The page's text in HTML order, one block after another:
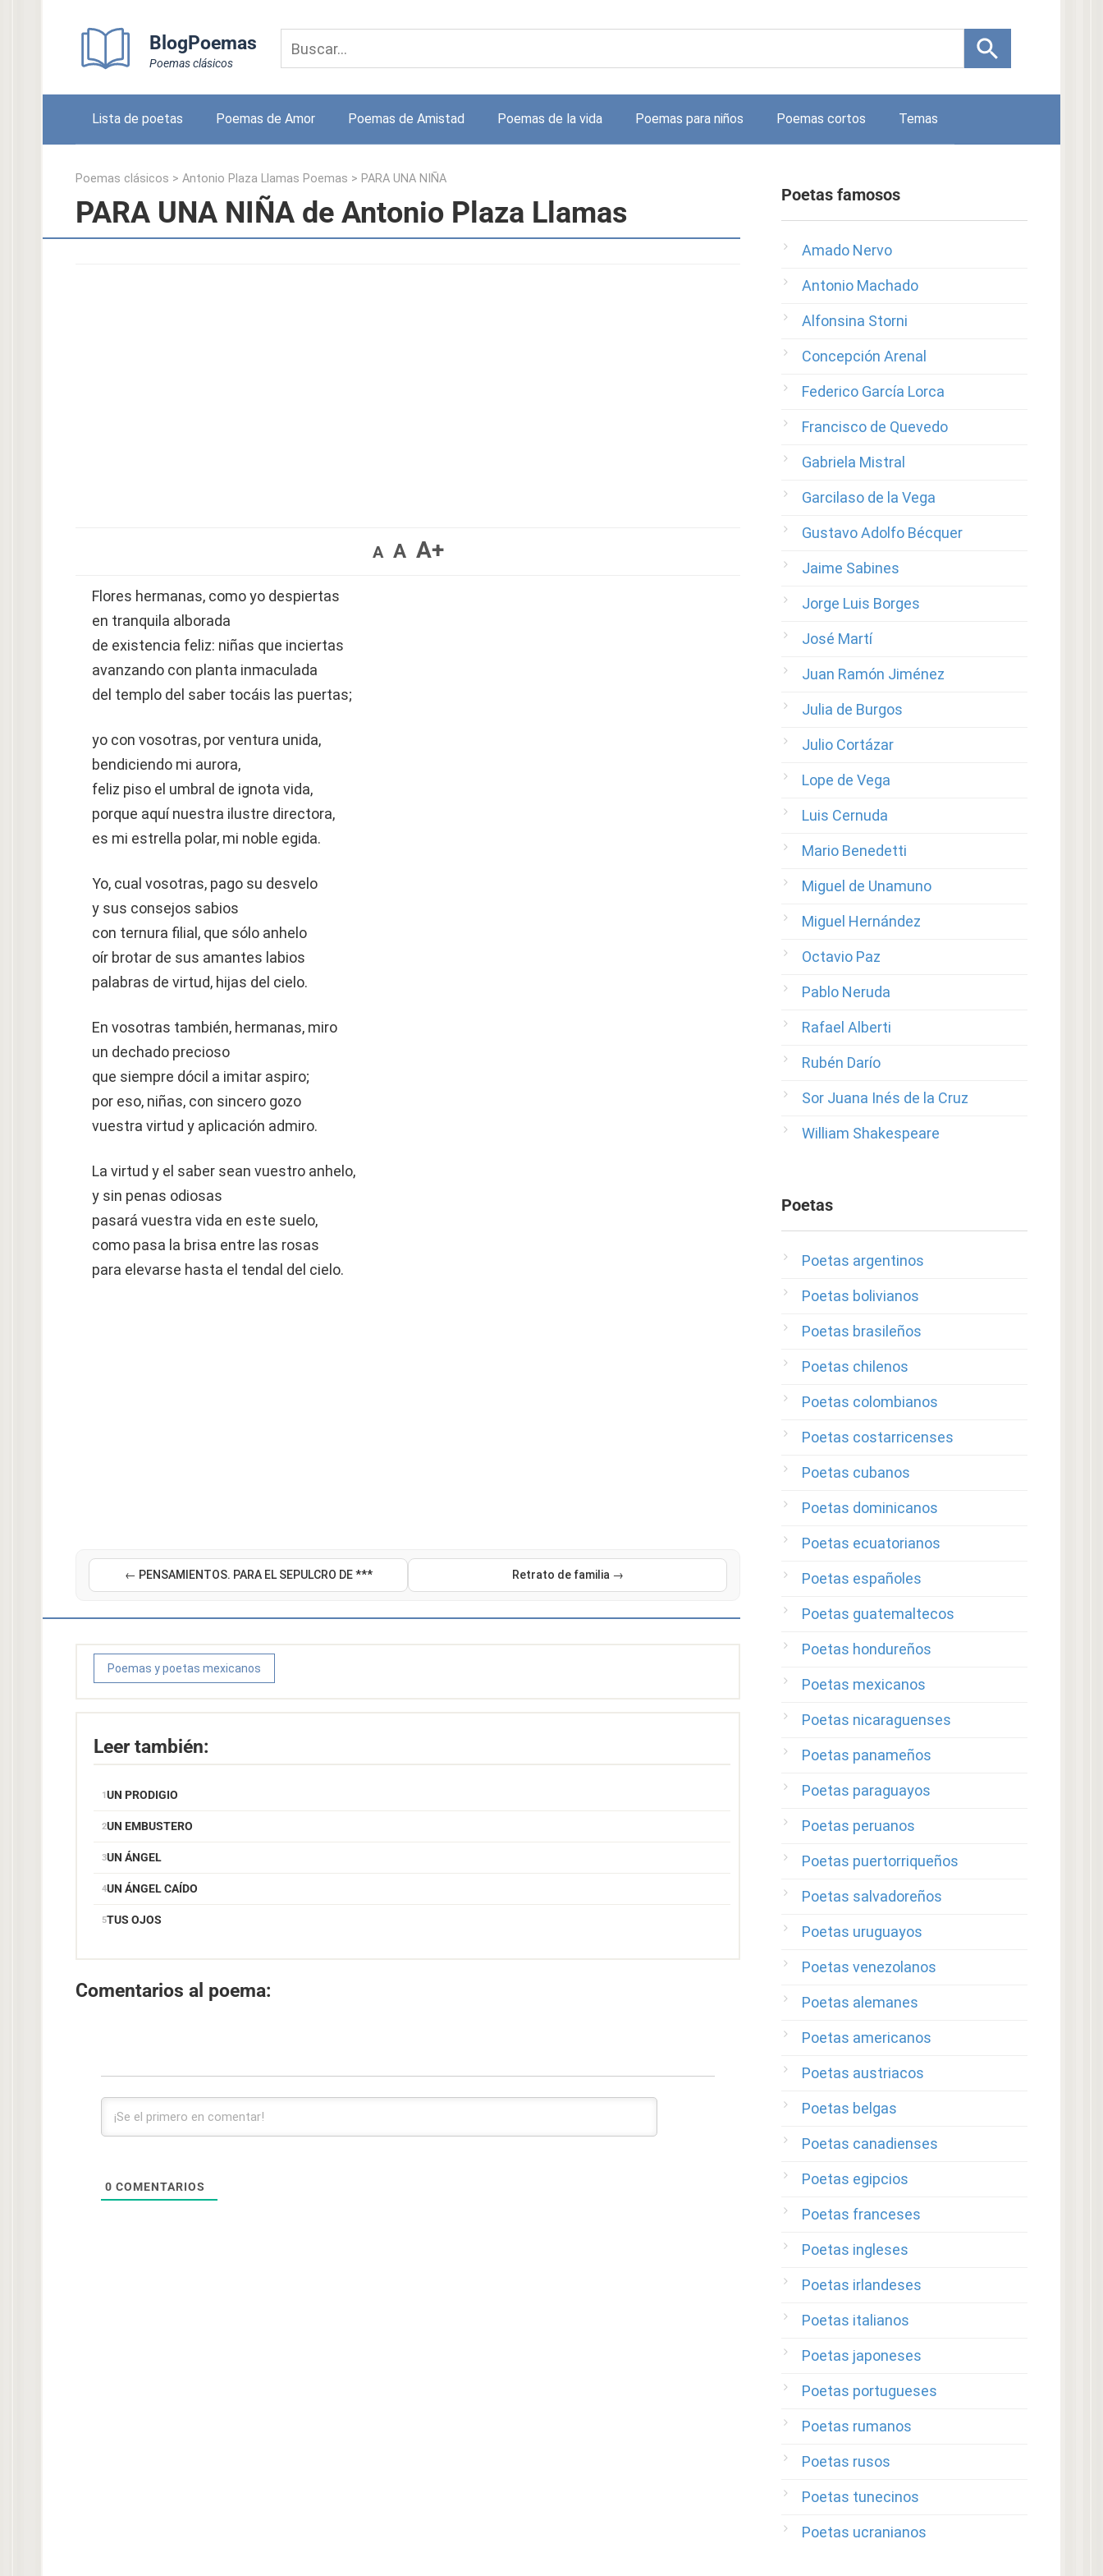
BlogPoemas
Poemas clásicos
Lista de poetas Poemas de Amor Poemas de Amistad Poemas de la vida Poemas para niños Poemas cortos Temas
Poemas clásicos > Antonio Plaza Llamas Poemas > PARA UNA NIÑA
PARA UNA NIÑA de Antonio Plaza Llamas
A A A+
Flores hermanas, como yo despiertas
en tranquila alborada
de existencia feliz: niñas que inciertas
avanzando con planta inmaculada
del templo del saber tocáis las puertas;
yo con vosotras, por ventura unida,
bendiciendo mi aurora,
feliz piso el umbral de ignota vida,
porque aquí nuestra ilustre directora,
es mi estrella polar, mi noble egida.
Yo, cual vosotras, pago su desvelo
y sus consejos sabios
con ternura filial, que sólo anhelo
oír brotar de sus amantes labios
palabras de virtud, hijas del cielo.
En vosotras también, hermanas, miro
un dechado precioso
que siempre dócil a imitar aspiro;
por eso, niñas, con sincero gozo
vuestra virtud y aplicación admiro.
La virtud y el saber sean vuestro anhelo,
y sin penas odiosas
pasará vuestra vida en este suelo,
como pasa la brisa entre las rosas
para elevarse hasta el tendal del cielo.
← PENSAMIENTOS. PARA EL SEPULCRO DE *** Retrato de familia →
Poemas y poetas mexicanos
Leer también:
UN PRODIGIO
UN EMBUSTERO
UN ÁNGEL
UN ÁNGEL CAÍDO
TUS OJOS
Comentarios al poema:
0 COMENTARIOS
Poetas famosos
Amado Nervo
Antonio Machado
Alfonsina Storni
Concepción Arenal
Federico García Lorca
Francisco de Quevedo
Gabriela Mistral
Garcilaso de la Vega
Gustavo Adolfo Bécquer
Jaime Sabines
Jorge Luis Borges
José Martí
Juan Ramón Jiménez
Julia de Burgos
Julio Cortázar
Lope de Vega
Luis Cernuda
Mario Benedetti
Miguel de Unamuno
Miguel Hernández
Octavio Paz
Pablo Neruda
Rafael Alberti
Rubén Darío
Sor Juana Inés de la Cruz
William Shakespeare
Poetas
Poetas argentinos
Poetas bolivianos
Poetas brasileños
Poetas chilenos
Poetas colombianos
Poetas costarricenses
Poetas cubanos
Poetas dominicanos
Poetas ecuatorianos
Poetas españoles
Poetas guatemaltecos
Poetas hondureños
Poetas mexicanos
Poetas nicaraguenses
Poetas panameños
Poetas paraguayos
Poetas peruanos
Poetas puertorriqueños
Poetas salvadoreños
Poetas uruguayos
Poetas venezolanos
Poetas alemanes
Poetas americanos
Poetas austriacos
Poetas belgas
Poetas canadienses
Poetas egipcios
Poetas franceses
Poetas ingleses
Poetas irlandeses
Poetas italianos
Poetas japoneses
Poetas portugueses
Poetas rumanos
Poetas rusos
Poetas tunecinos
Poetas ucranianos